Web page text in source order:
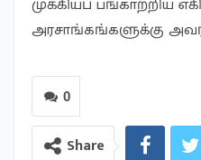
அரசாங்கங்களுக்கு
0
Share